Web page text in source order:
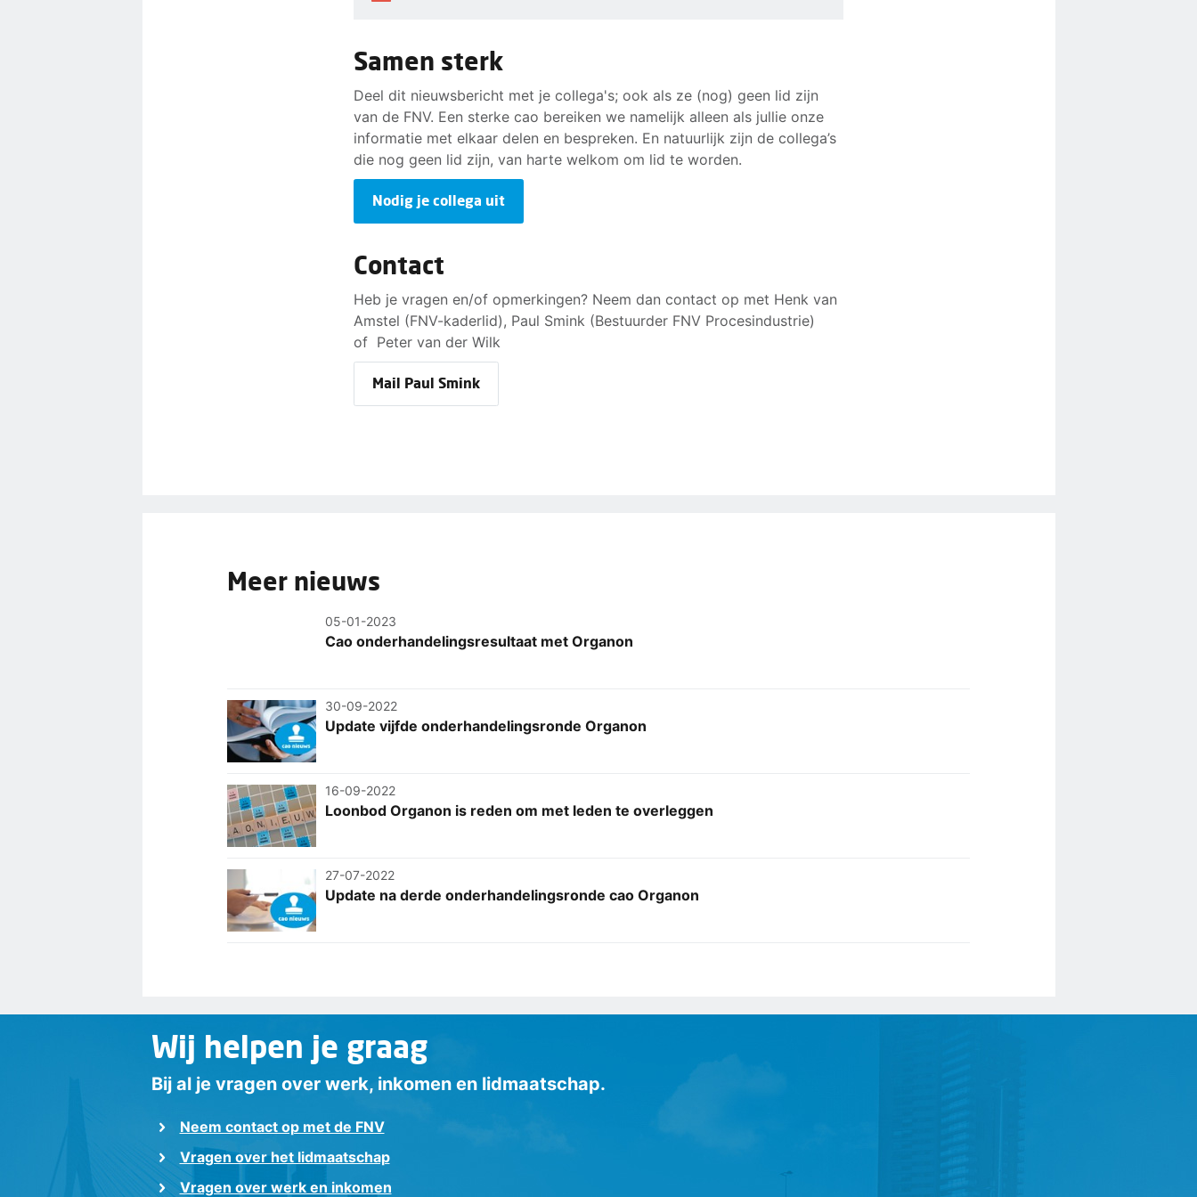
verlofuren in. Hoe je dan nog vakantiedagen overhoudt en – in de
blijft, dat weten we niet zo goed.
Samen sterk
Deel dit nieuwsbericht met je collega's; ook als ze (nog) geen lid zijn
van de FNV. Een sterke cao bereiken we namelijk alleen als jullie onze
informatie met elkaar delen en bespreken. En natuurlijk zijn de collega’s
die nog geen lid zijn, van harte welkom om lid te worden.
Nodig je collega uit
Contact
Heb je vragen en/of opmerkingen? Neem dan contact op met Henk van
Amstel (FNV-kaderlid), Paul Smink (Bestuurder FNV Procesindustrie)
of Peter van der Wilk
Mail Paul Smink
Meer nieuws
05-01-2023
Cao onderhandelingsresultaat met Organon
30-09-2022
Update vijfde onderhandelingsronde Organon
16-09-2022
Loonbod Organon is reden om met leden te overleggen
27-07-2022
Update na derde onderhandelingsronde cao Organon
Wij helpen je graag
Bij al je vragen over werk, inkomen en lidmaatschap.
Neem contact op met de FNV
Vragen over het lidmaatschap
Vragen over werk en inkomen